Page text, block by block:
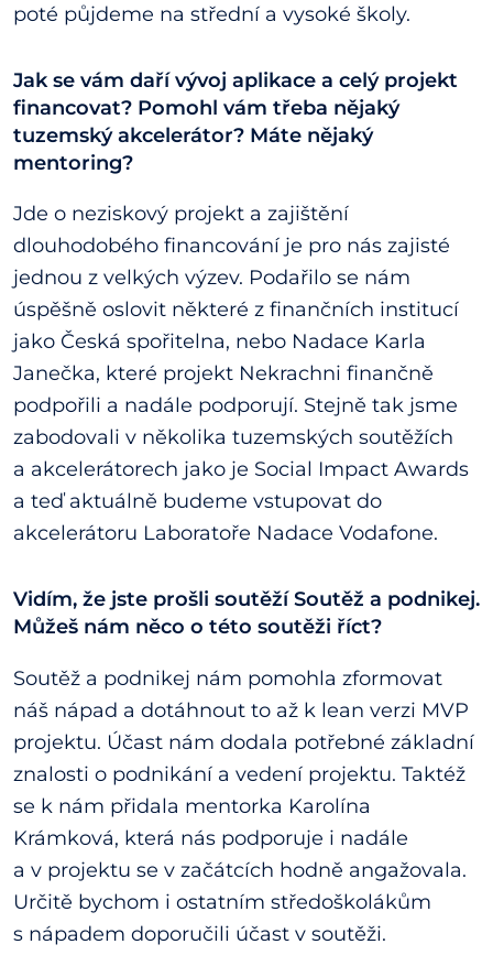
poté půjdeme na střední a vysoké školy.
Jak se vám daří vývoj aplikace a celý projekt
financovat? Pomohl vám třeba nějaký
tuzemský akcelerátor? Máte nějaký
mentoring?
Jde o neziskový projekt a zajištění
dlouhodobého financování je pro nás zajisté
jednou z velkých výzev. Podařilo se nám
úspěšně oslovit některé z finančních institucí
jako Česká spořitelna, nebo Nadace Karla
Janečka, které projekt Nekrachni finančně
podpořili a nadále podporují. Stejně tak jsme
zabodovali v několika tuzemských soutěžích
a akcelerátorech jako je Social Impact Awards
a teď aktuálně budeme vstupovat do
akcelerátoru Laboratoře Nadace Vodafone.
Vidím, že jste prošli soutěží Soutěž a podnikej.
Můžeš nám něco o této soutěži říct?
Soutěž a podnikej nám pomohla zformovat
náš nápad a dotáhnout to až k lean verzi MVP
projektu. Účast nám dodala potřebné základní
znalosti o podnikání a vedení projektu. Taktéž
se k nám přidala mentorka Karolína
Krámková, která nás podporuje i nadále
a v projektu se v začátcích hodně angažovala.
Určitě bychom i ostatním středoškolákům
s nápadem doporučili účast v soutěži.